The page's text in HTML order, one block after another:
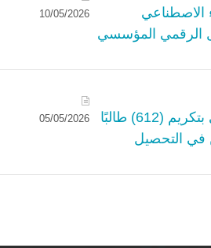
الاصطناعي
الرقمي المؤسسي
10/05/2026
تعليمية ظفار تحتفي بتكريم (612) طالبًا
في التحصيل
05/05/2026